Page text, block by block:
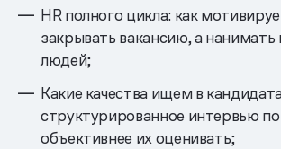
HR полного цикла: как
закрывать вакансию, а
людей;
Какие качества ищем в
структурированное интервью
объективнее их оценивать;